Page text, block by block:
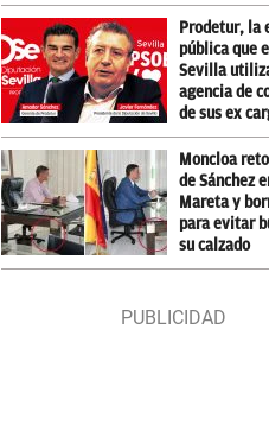
Prodetur, la
pública que
Sevilla
agencia de
de sus ex
Moncloa
de Sánchez
Mareta y
para evitar
su calzado